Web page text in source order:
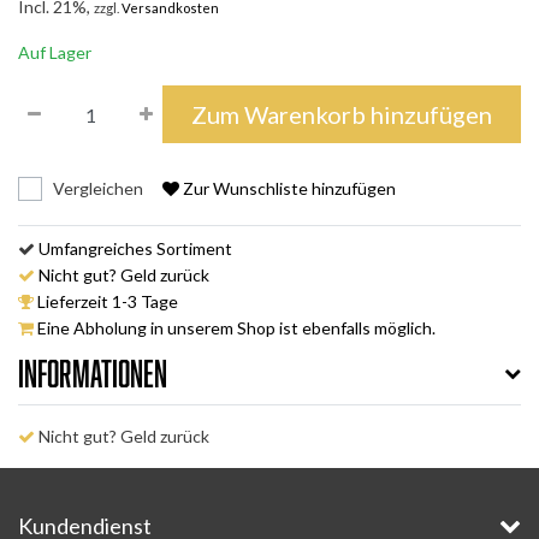
Incl. 21%, zzgl. Versandkosten
Auf Lager
Zum Warenkorb hinzufügen
Vergleichen Zur Wunschliste hinzufügen
Umfangreiches Sortiment
Nicht gut? Geld zurück
Lieferzeit 1-3 Tage
Eine Abholung in unserem Shop ist ebenfalls möglich.
Informationen
Nicht gut? Geld zurück
Kundendienst